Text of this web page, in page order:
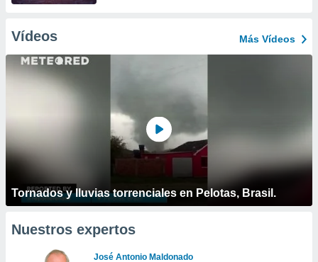
Vídeos Más Vídeos
Tornados y lluvias torrenciales en Pelotas, Brasil.
Nuestros expertos
José Antonio Maldonado